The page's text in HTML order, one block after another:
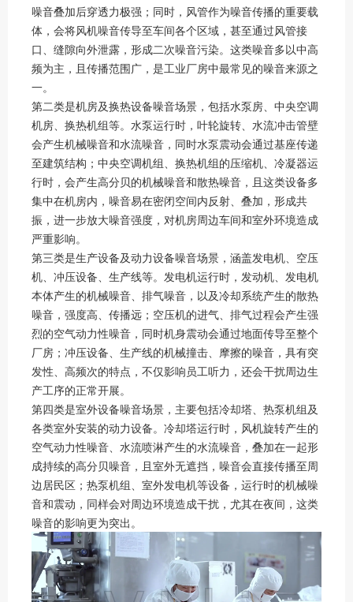
噪音叠加后穿透力极强；同时，风管作为噪音传播的重要载
体，会将风机噪音传导至车间各个区域，甚至通过风管接
口、缝隙向外泄露，形成二次噪音污染。这类噪音多以中高
频为主，且传播范围广，是工业厂房中最常见的噪音来源之
一。
第二类是机房及换热设备噪音场景，包括水泵房、中央空调
机房、换热机组等。水泵运行时，叶轮旋转、水流冲击管壁
会产生机械噪音和水流噪音，同时水泵震动会通过基座传递
至建筑结构；中央空调机组、换热机组的压缩机、冷凝器运
行时，会产生高分贝的机械噪音和散热噪音，且这类设备多
集中在机房内，噪音易在密闭空间内反射、叠加，形成共
振，进一步放大噪音强度，对机房周边车间和室外环境造成
严重影响。
第三类是生产设备及动力设备噪音场景，涵盖发电机、空压
机、冲压设备、生产线等。发电机运行时，发动机、发电机
本体产生的机械噪音、排气噪音，以及冷却系统产生的散热
噪音，强度高、传播远；空压机的进气、排气过程会产生强
烈的空气动力性噪音，同时机身震动会通过地面传导至整个
厂房；冲压设备、生产线的机械撞击、摩擦的噪音，具有突
发性、高频次的特点，不仅影响员工听力，还会干扰周边生
产工序的正常开展。
第四类是室外设备噪音场景，主要包括冷却塔、热泵机组及
各类室外安装的动力设备。冷却塔运行时，风机旋转产生的
空气动力性噪音、水流喷淋产生的水流噪音，叠加在一起形
成持续的高分贝噪音，且室外无遮挡，噪音会直接传播至周
边居民区；热泵机组、室外发电机等设备，运行时的机械噪
音和震动，同样会对周边环境造成干扰，尤其在夜间，这类
噪音的影响更为突出。